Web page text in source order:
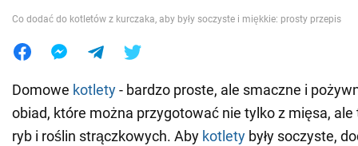
Jedzenie
Co dodać do kotletów z kurczaka, aby były soczyste i miękkie: prosty przepis
Domowe kotlety- bardzo proste, ale smaczne i
obiad, które można przygotować nie tylko z mięsa, ale
ryb i roślin strączkowych. Aby kotlety były soczyste,